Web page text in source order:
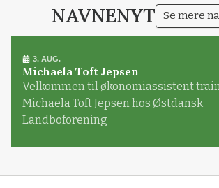
NAVNENYT Se mere
3. AUG.
Michaela Toft Jepsen
Velkommen til økonomiassistent
Michaela Toft Jepsen hos Østdansk
Landboforening